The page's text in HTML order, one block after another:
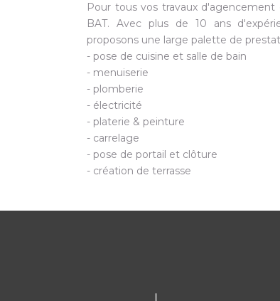
Pour tous vos travaux
BAT. Avec plus de 10 ans
proposons une large palette de
- pose de cuisine et salle de bain
- menuiserie
- plomberie
- électricité
- platerie & peinture
- carrelage
- pose de portail et clôture
- création de terrasse